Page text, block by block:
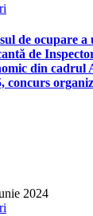
de ocupare
de
din cadrul
concurs
2024